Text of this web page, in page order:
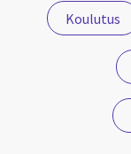
Koulutus